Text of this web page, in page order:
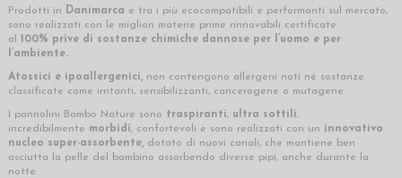
Prodotti in Danimarca e tra i più ecocompatibili e performanti sul mercato,
sono realizzati con le migliori materie prime rinnovabili certificate
al
100% prive di sostanze chimiche dannose per l’uomo e per
l’ambiente.
Atossici e ipoallergenici, non contengono allergeni noti né sostanze
classificate come irritanti, sensibilizzanti, cancerogene o mutagene.
I pannolini Bambo Nature sono traspiranti, ultra sottili,
incredibilmente morbidi, confortevoli e sono realizzati con un innovativo
nucleo super-assorbente, dotato di nuovi canali, che mantiene ben
asciutta la pelle del bambino assorbendo diverse pipì, anche durante la
notte.